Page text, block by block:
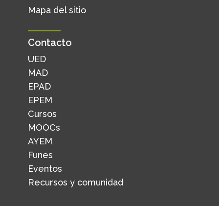
Mapa del sitio
Contacto
UED
MAD
EPAD
EPEM
Cursos
MOOCs
AYEM
Funes
Eventos
Recursos y comunidad